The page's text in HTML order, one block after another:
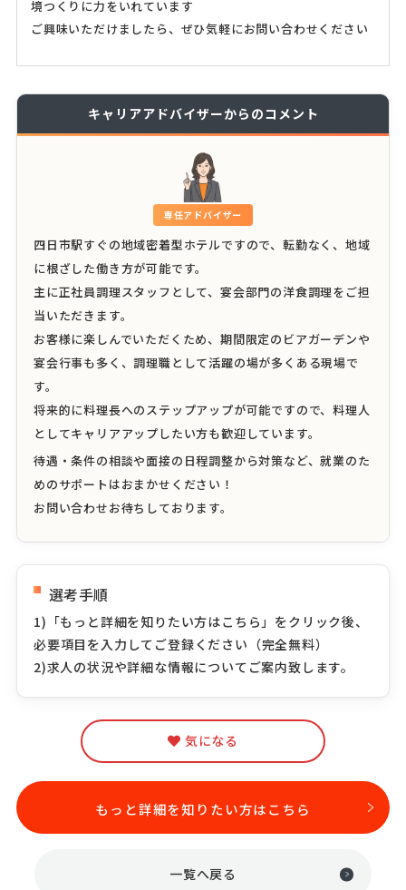
境つくりに力をいれています
ご興味いただけましたら、ぜひ気軽にお問い合わせください
キャリアアドバイザーからのコメント
専任アドバイザー
四日市駅すぐの地域密着型ホテルですので、転勤なく、地域
に根ざした働き方が可能です。
主に正社員調理スタッフとして、宴会部門の洋食調理をご担
当いただきます。
お客様に楽しんでいただくため、期間限定のビアガーデンや
宴会行事も多く、調理職として活躍の場が多くある現場で
す。
将来的に料理長へのステップアップが可能ですので、料理人
としてキャリアアップしたい方も歓迎しています。
待遇・条件の相談や面接の日程調整から対策など、就業のた
めのサポートはおまかせください！
お問い合わせお待ちしております。
選考手順
1)「もっと詳細を知りたい方はこちら」をクリック後、
必要項目を入力してご登録ください（完全無料）
2)求人の状況や詳細な情報についてご案内致します。
気になる
もっと詳細を知りたい方はこちら
一覧へ戻る